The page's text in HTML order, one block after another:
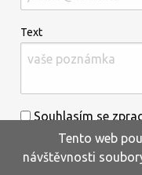
Text
Souhlasím se
informací uvedených
Tento web
návštěvnosti